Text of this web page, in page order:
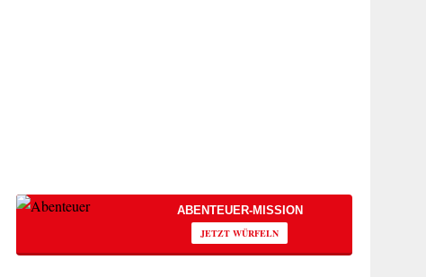
ABENTEUER-MISSION
JETZT WÜRFELN